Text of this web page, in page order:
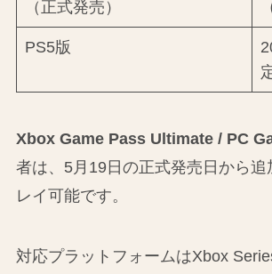
（正式発売）
PS5版
Xbox Game Pass Ultimate / PC
者は、5月19日の正式発売日から
レイ可能です。
対応プラットフォームはXbox